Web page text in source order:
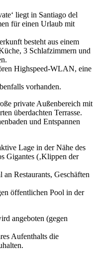
liegt in Santiago del
für einen Urlaub mit
besteht aus einem
3 Schlafzimmern und
Highspeed-WLAN, eine
vorhanden.
private Außenbereich mit
überdachten Terrasse.
und Entspannen
Lage in der Nähe des
Gigantes (‚Klippen der
Restaurants, Geschäften
öffentlichen Pool in der
angeboten (gegen
Aufenthalts die